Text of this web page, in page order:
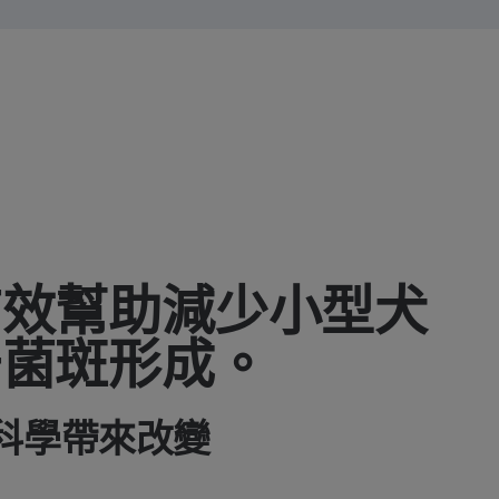
幫助減少小型犬
斑形成。
學帶來改變